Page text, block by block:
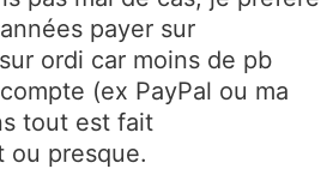
payer sur
ordi car moins de pb
(ex PayPal ou ma
tout est fait
ou presque.